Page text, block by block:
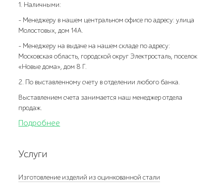
1. Наличными:
- Менеджеру в нашем центральном офисе по адресу: улица
Молостовых, дом 14А.
- Менеджеру на выдаче на нашем складе по адресу:
Московская область, городской округ Электросталь, поселок
«Новые дома», дом 8 Г.
2. По выставленному счету в отделении любого банка.
Выставлением счета занимается наш менеджер отдела
продаж.
Подробнее
Услуги
Изготовление изделий из оцинкованной стали